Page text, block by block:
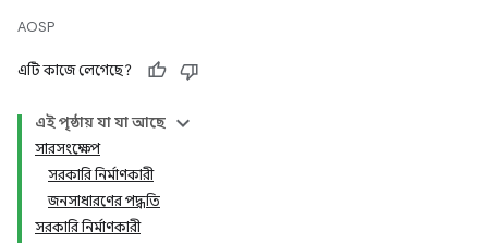
AOSP
এটি কাজে লেগেছে?
এই পৃষ্ঠায় যা যা আছে
সারসংক্ষেপ
সরকারি নির্মাণকারী
জনসাধারণের পদ্ধতি
সরকারি নির্মাণকারী